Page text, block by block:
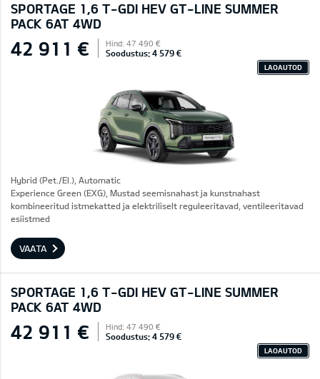
SPORTAGE 1,6 T-GDI HEV GT-LINE SUMMER
PACK 6AT 4WD
42 911 € Hind: 47 490 €
Soodustus: 4 579 €
LAOAUTOD
Hybrid (Pet./El.), Automatic
Experience Green (EXG), Mustad seemisnahast ja kunstnahast
kombineeritud istmekatted ja elektriliselt reguleeritavad, ventileeritavad
esiistmed
VAATA
SPORTAGE 1,6 T-GDI HEV GT-LINE SUMMER
PACK 6AT 4WD
42 911 € Hind: 47 490 €
Soodustus: 4 579 €
LAOAUTOD